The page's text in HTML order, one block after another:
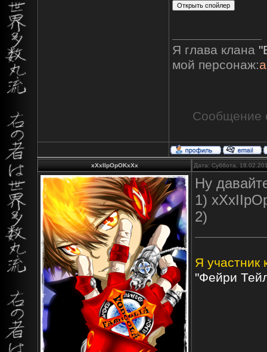
Я глава клана
мой персонаж:
Сообщение
xXxIIpOpOKxXx Дата: Суббота,
Ну
1)
2)
Я участник
"Фейри